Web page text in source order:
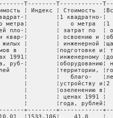
T--------T------------
¦ Индекс ¦ Стоимость
¦        ¦1 квадратно-¦
¦   о метра  ¦1
¦        ¦ затрат по  ¦ ого
¦        ¦ освоению и
¦        ¦ инженерной
¦        ¦подготовке и¦ тир
¦инженерному
¦        ¦оборудованию¦
¦        ¦территории,
¦        ¦   благо-   ¦лей
¦устройству и¦2 +
¦        ¦озеленению
¦        ¦ ценах 1991
¦        ¦года,
+--------+------------